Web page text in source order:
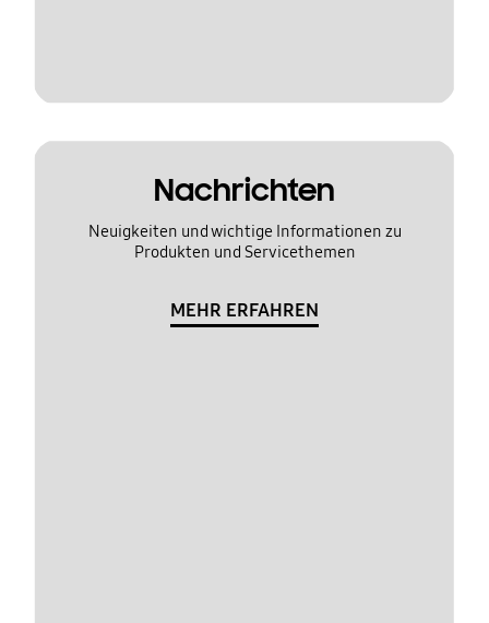
Nachrichten
Neuigkeiten und wichtige Informationen zu
Produkten und Servicethemen
MEHR ERFAHREN